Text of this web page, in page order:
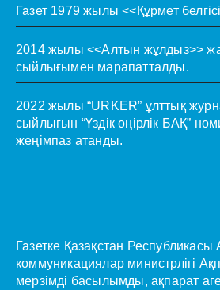
Газет 1979 жылы <<Құрмет
2014 жылы <<Алтын жұлдыз>>
сыйлығымен марапатталды.
2022 жылы “URKER” ұлттық
сыйлығын “Үздік өңірлік БАҚ”
жеңімпаз атанды.
Газетке Қазақстан
коммуникациялар министрлігі
мерзімді басылымды, ақпарат